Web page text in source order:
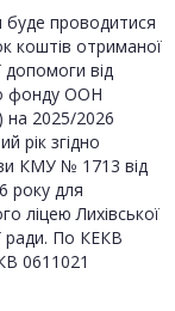
буде проводитися
коштів отриманої
від
фонду ООН
2025/2026
рік згідно
КМУ № 1713 від
року для
ліцею Лихівської
ради. По КЕКВ
0611021